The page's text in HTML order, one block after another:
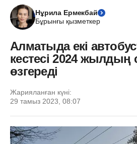
Нұрила Ермекбай
Бұрынғы қызметкер
Алматыда екі
кестесі 2024 жылдың
өзгереді
Жарияланған күні:
29 тамыз 2023, 08:07